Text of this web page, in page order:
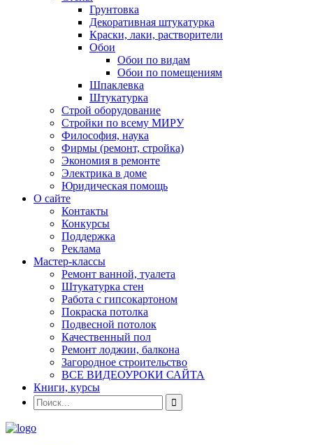
Грунтовка
Декоративная штукатурка
Краски, лаки, растворители
Обои
Обои по видам
Обои по помещениям
Шпаклевка
Штукатурка
Строй оборудование
Стройки по всему МИРУ
Философия, наука
Фирмы (ремонт, стройка)
Экономия в ремонте
Электрика в доме
Юридическая помощь
О сайте
Контакты
Конкурсы
Поддержка
Реклама
Мастер-классы
Ремонт ванной, туалета
Штукатурка стен
Работа с гипсокартоном
Покраска потолка
Подвесной потолок
Качественный пол
Ремонт лоджии, балкона
Загородное строительство
ВСЕ ВИДЕОУРОКИ САЙТА
Книги, курсы